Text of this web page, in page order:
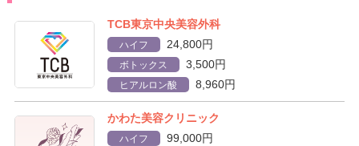
TCB東京中央美容外科
ハイフ 24,800円
ボトックス 3,500円
ヒアルロン酸 8,960円
かわた美容クリニック
ハイフ 99,000円